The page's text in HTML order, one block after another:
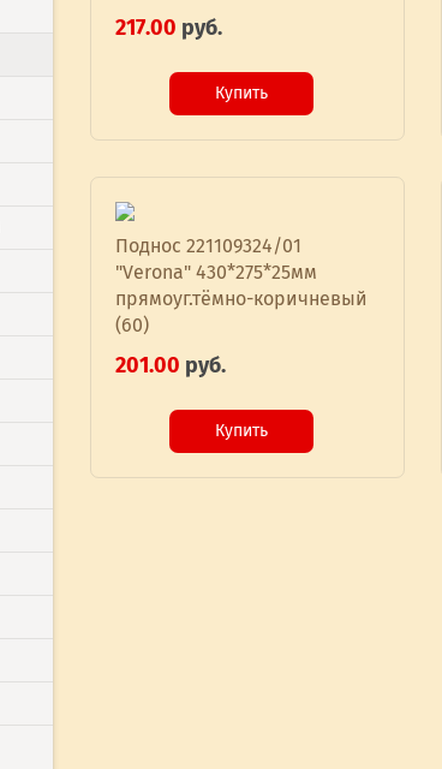
217.00 руб.
Купить
Поднос 221109324/01
"Verona" 430*275*25мм
прямоуг.тёмно-коричневый
(60)
201.00 руб.
Купить